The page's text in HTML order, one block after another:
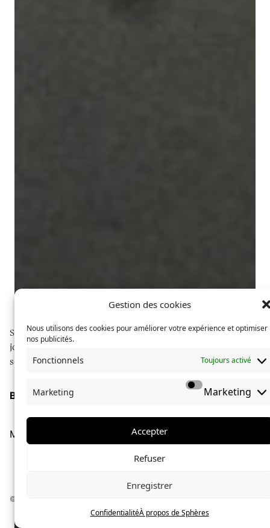
Gestion des cookies
Nous utilisons des cookies pour améliorer votre expérience et optimiser
nos publicités.
Fonctionnels Toujours activé
Marketing Marketing
Accepter
Refuser
Enregistrer
ConfidentialitéÀ propos de Sphères
Sphères explore des communautés à travers du
journalisme long format, illustré de photographies
soignées.
Boutique À propos de Sphères
Mentions légales
Confidentialité
© Sphères magazine — 2024 — Tous droits réservés